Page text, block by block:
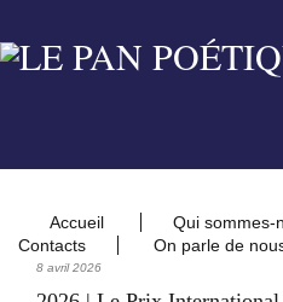
Accueil Qui sommes-
Contacts
On parle de
8 avril 2026